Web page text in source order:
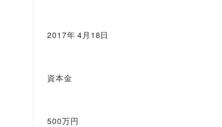
2017年 4月18日
資本金
500万円